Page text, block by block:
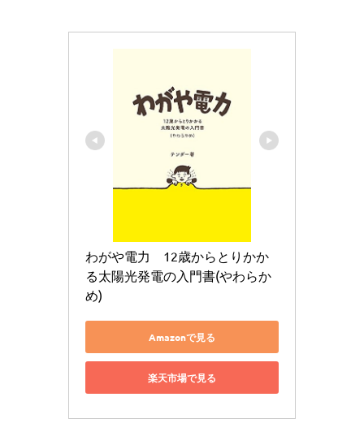
わがや電力　12歳からとりかか
る太陽光発電の入門書(やわらか
め)
Amazonで見る
楽天市場で見る